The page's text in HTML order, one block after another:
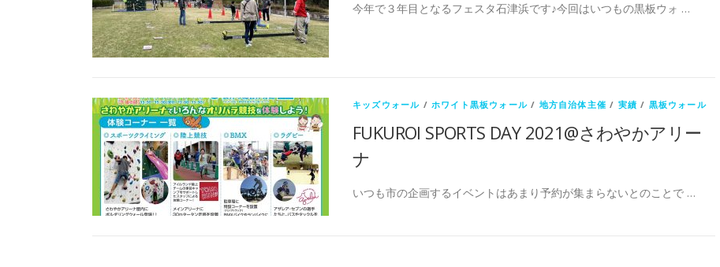
今年で３年目となるフェスタ石津浜です♪今回はいつもの黒板ウォ …
キッズウォール /ホワイト黒板ウォール / 地方自治体主催 / 実績 / 黒板ウォール
FUKUROI SPORTS DAY 2021@さわやかアリー
ナ
いつも市の企画するイベントはあまり予約が集まらないとのことで …